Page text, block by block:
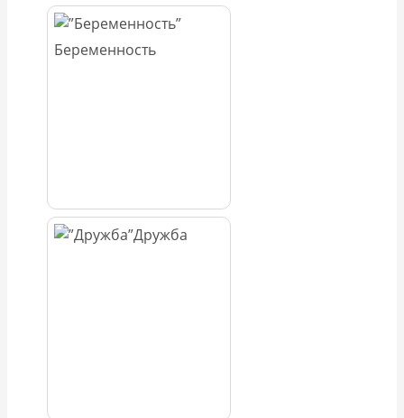
Беременность
Дружба